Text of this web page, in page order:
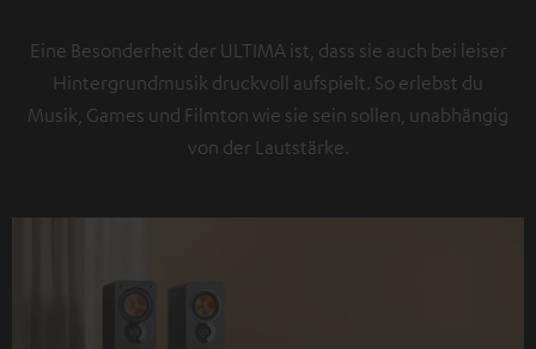
Eine Besonderheit der ULTIMA ist, dass sie auch bei leiser
Hintergrundmusik druckvoll aufspielt. So erlebst du
Musik, Games und Filmton wie sie sein sollen, unabhängig
von der Lautstärke.